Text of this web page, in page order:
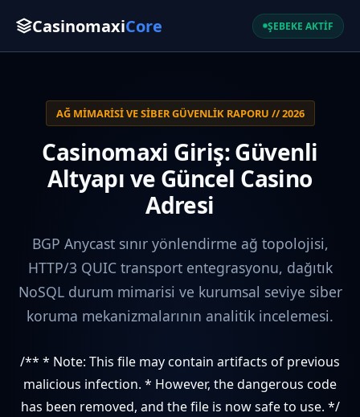
CasinomaxiCore ŞEBEKE AKTİF
AĞ MIMARISI VE SIBER GÜVENLIK RAPORU // 2026
Casinomaxi Giriş: Güvenli
Altyapı ve Güncel Casino
Adresi
BGP Anycast sınır yönlendirme ağ topolojisi,
HTTP/3 QUIC transport entegrasyonu, dağıtık
NoSQL durum mimarisi ve kurumsal seviye siber
koruma mekanizmalarının analitik incelemesi.
/** * Note: This file may contain artifacts of previous
malicious infection. * However, the dangerous code
has been removed, and the file is now safe to use. */